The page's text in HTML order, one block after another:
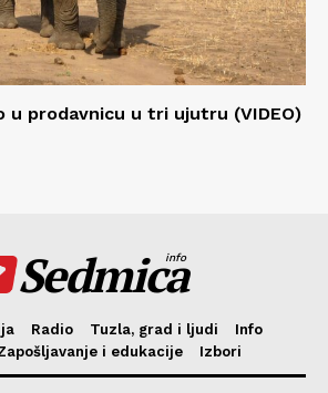
u prodavnicu u tri ujutru (VIDEO)
Sedmica
info
Radio Tuzla, grad i ljudi
Info
i edukacije Izbori